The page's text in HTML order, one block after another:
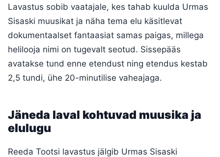
Lavastus sobib vaatajale, kes tahab kuulda Urmas
Sisaski muusikat ja näha tema elu käsitlevat
dokumentaalset fantaasiat samas paigas, millega
helilooja nimi on tugevalt seotud. Sissepääs
avatakse tund enne etendust ning etendus kestab
2,5 tundi, ühe 20-minutilise vaheajaga.
Jäneda laval kohtuvad muusika ja
elulugu
Reeda Tootsi lavastus jälgib Urmas Sisaski